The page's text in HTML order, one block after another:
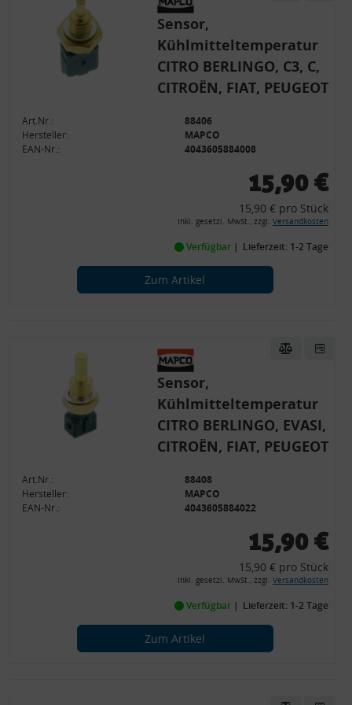
Sensor,
Kühlmitteltemperatur
CITRO BERLINGO, C3, C,
CITROËN, FIAT, PEUGEOT
Art.Nr.:
88406
Hersteller:
MAPCO
EAN-Nr.:
4043605884008
15,90 €
15,90 € pro Stück
inkl. gesetzl. MwSt., zzgl. Versandkosten
Verfügbar Lieferzeit: 1-2 Tage
Zum Artikel
Sensor,
Kühlmitteltemperatur
CITRO BERLINGO, EVASI,
CITROËN, FIAT, PEUGEOT
Art.Nr.:
88408
Hersteller:
MAPCO
EAN-Nr.:
4043605884022
15,90 €
15,90 € pro Stück
inkl. gesetzl. MwSt., zzgl. Versandkosten
Verfügbar Lieferzeit: 1-2 Tage
Zum Artikel